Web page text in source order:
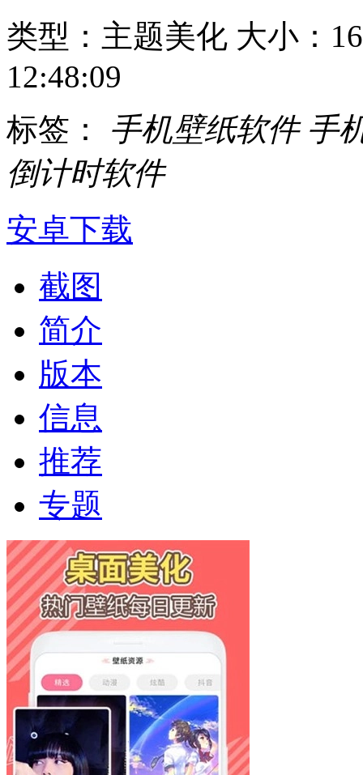
类型：主题美化 大小：
12:48:09
标签： 手机壁纸软件 手
倒计时软件
安卓下载
截图
简介
版本
信息
推荐
专题